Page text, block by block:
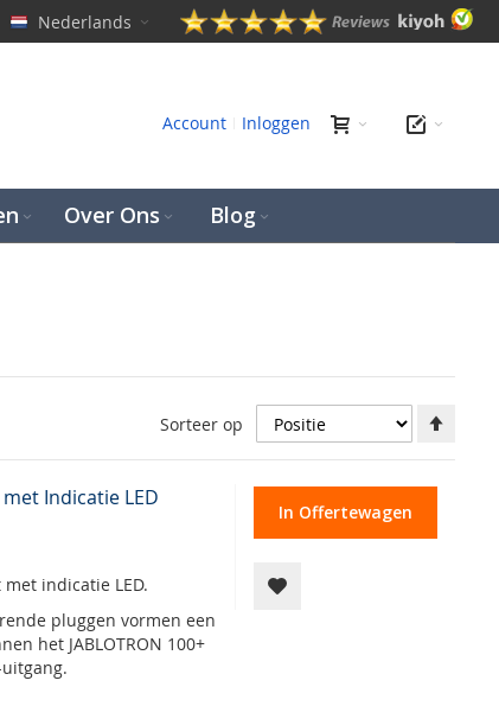
Nederlands
Account Inloggen
Over Ons Blog
Sorteer op
Indicatie LED
met indicatie LED.
pluggen vormen een
het JABLOTRON 100+
In Offertewagen